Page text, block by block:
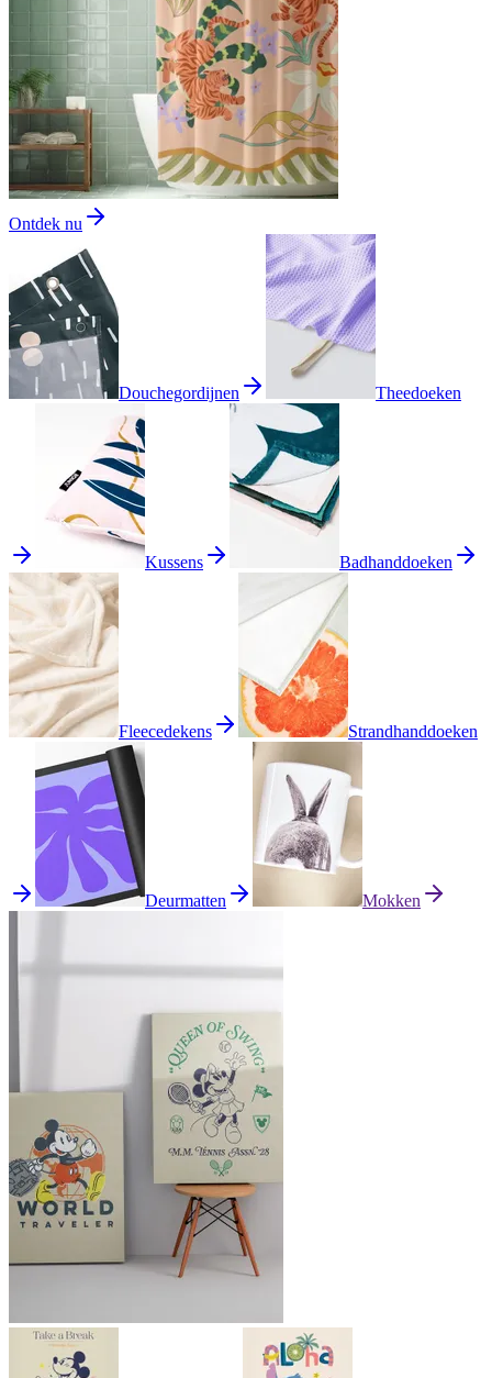
Ontdek nu
Douchegordijnen Theedoeken
Kussens Badhanddoeken
Fleecedekens Strandhanddoeken
Deurmatten Mokken